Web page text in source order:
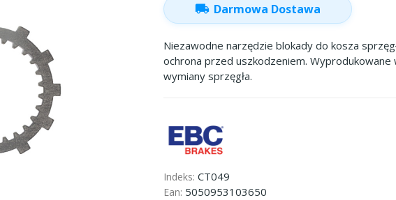
local_shipping Darmowa Dostawa
Niezawodne narzędzie blokady do kosza
ochrona przed uszkodzeniem.
wymiany sprzęgła.
Indeks: CT049
Ean: 5050953103650